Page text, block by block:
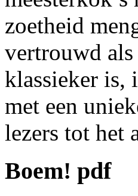
zoetheid
vertrouwd
klassieker is,
met een
lezers tot het
Boem! pdf